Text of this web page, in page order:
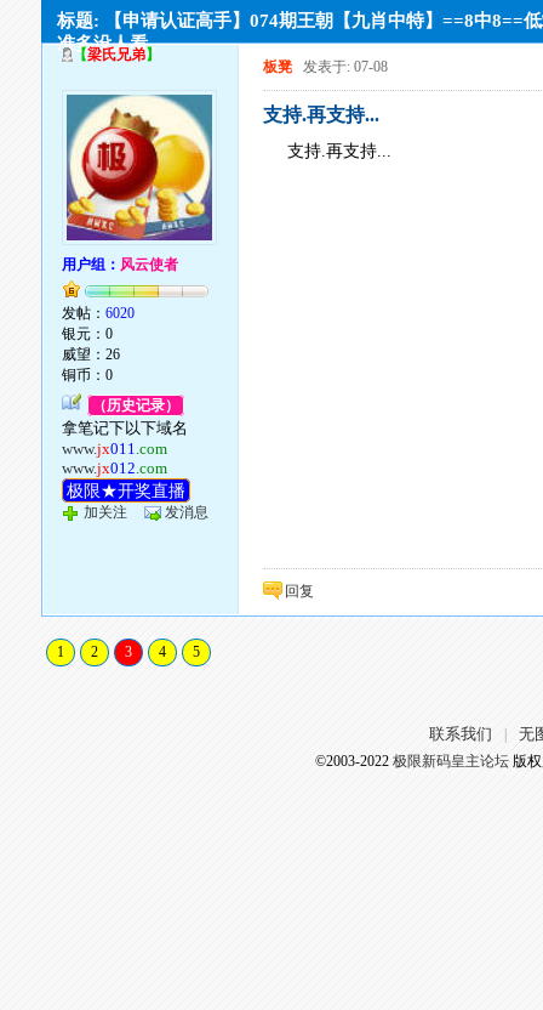
标题: 【申请认证高手】074期王朝【九肖中特】==8中8==
准多没人看。
【梁氏兄弟】
用户组： 风云使者
发帖：6020
银元：0
威望：26
铜币：0
（历史记录）
拿笔记下以下域名
www.jx011.com
www.jx012.com
极限★开奖直播
加关注 发消息
板凳 发表于: 07-08
支持.再支持...
支持.再支持...
回复
1 2 3 4 5
联系我们 无
©2003-2022 极限新码皇主论坛版权